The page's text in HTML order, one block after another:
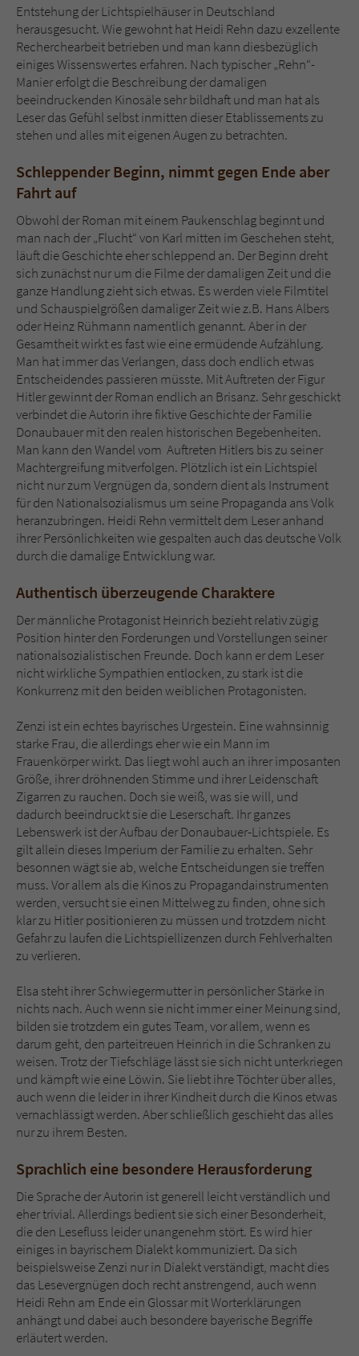
Entstehung der Lichtspielhäuser in Deutschland
herausgesucht. Wie gewohnt hat Heidi Rehn dazu exzellente
Recherchearbeit betrieben und man kann diesbezüglich
einiges Wissenswertes erfahren. Nach typischer „Rehn“-
Manier erfolgt die Beschreibung der damaligen
beeindruckenden Kinosäle sehr bildhaft und man hat als
Leser das Gefühl selbst inmitten dieser Etablissements zu
stehen und alles mit eigenen Augen zu betrachten.
Schleppender Beginn, nimmt gegen Ende aber
Fahrt auf
Obwohl der Roman mit einem Paukenschlag beginnt und
man nach der „Flucht“ von Karl mitten im Geschehen steht,
läuft die Geschichte eher schleppend an. Der Beginn dreht
sich zunächst nur um die Filme der damaligen Zeit und die
ganze Handlung zieht sich etwas. Es werden viele Filmtitel
und Schauspielgrößen damaliger Zeit wie z.B. Hans Albers
oder Heinz Rühmann namentlich genannt. Aber in der
Gesamtheit wirkt es fast wie eine ermüdende Aufzählung.
Man hat immer das Verlangen, dass doch endlich etwas
Entscheidendes passieren müsste. Mit Auftreten der Figur
Hitler gewinnt der Roman endlich an Brisanz. Sehr geschickt
verbindet die Autorin ihre fiktive Geschichte der Familie
Donaubauer mit den realen historischen Begebenheiten.
Man kann den Wandel vom Auftreten Hitlers bis zu seiner
Machtergreifung mitverfolgen. Plötzlich ist ein Lichtspiel
nicht nur zum Vergnügen da, sondern dient als Instrument
für den Nationalsozialismus um seine Propaganda ans Volk
heranzubringen. Heidi Rehn vermittelt dem Leser anhand
ihrer Persönlichkeiten wie gespalten auch das deutsche Volk
durch die damalige Entwicklung war.
Authentisch überzeugende Charaktere
Der männliche Protagonist Heinrich bezieht relativ zügig
Position hinter den Forderungen und Vorstellungen seiner
nationalsozialistischen Freunde. Doch kann er dem Leser
nicht wirkliche Sympathien entlocken, zu stark ist die
Konkurrenz mit den beiden weiblichen Protagonisten.
Zenzi ist ein echtes bayrisches Urgestein. Eine wahnsinnig
starke Frau, die allerdings eher wie ein Mann im
Frauenkörper wirkt. Das liegt wohl auch an ihrer imposanten
Größe, ihrer dröhnenden Stimme und ihrer Leidenschaft
Zigarren zu rauchen. Doch sie weiß, was sie will, und
dadurch beeindruckt sie die Leserschaft. Ihr ganzes
Lebenswerk ist der Aufbau der Donaubauer-Lichtspiele. Es
gilt allein dieses Imperium der Familie zu erhalten. Sehr
besonnen wägt sie ab, welche Entscheidungen sie treffen
muss. Vor allem als die Kinos zu Propagandainstrumenten
werden, versucht sie einen Mittelweg zu finden, ohne sich
klar zu Hitler positionieren zu müssen und trotzdem nicht
Gefahr zu laufen die Lichtspiellizenzen durch Fehlverhalten
zu verlieren.
Elsa steht ihrer Schwiegermutter in persönlicher Stärke in
nichts nach. Auch wenn sie nicht immer einer Meinung sind,
bilden sie trotzdem ein gutes Team, vor allem, wenn es
darum geht, den parteitreuen Heinrich in die Schranken zu
weisen. Trotz der Tiefschläge lässt sie sich nicht unterkriegen
und kämpft wie eine Löwin. Sie liebt ihre Töchter über alles,
auch wenn die leider in ihrer Kindheit durch die Kinos etwas
vernachlässigt werden. Aber schließlich geschieht das alles
nur zu ihrem Besten.
Sprachlich eine besondere Herausforderung
Die Sprache der Autorin ist generell leicht verständlich und
eher trivial. Allerdings bedient sie sich einer Besonderheit,
die den Lesefluss leider unangenehm stört. Es wird hier
einiges in bayrischem Dialekt kommuniziert. Da sich
beispielsweise Zenzi nur in Dialekt verständigt, macht dies
das Lesevergnügen doch recht anstrengend, auch wenn
Heidi Rehn am Ende ein Glossar mit Worterklärungen
anhängt und dabei auch besondere bayerische Begriffe
erläutert werden.